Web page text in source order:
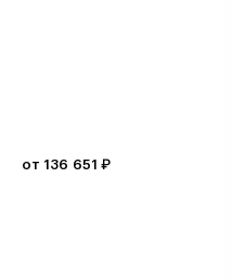
от 136 651 ₽